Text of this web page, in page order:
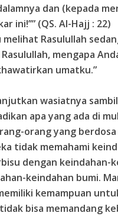
dan (kepada
ini!’’” (QS. Al-Hajj : 22)
melihat Rasulullah
mengapa
umatku.”
wasiatnya
apa yang ada di
orang yang
tidak memahami
dengan keindahan-
keindahan bumi.
kemampuan
bisa memandang